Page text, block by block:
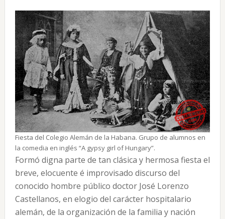
Fiesta del Colegio Alemán de la Habana. Grupo de alumnos en
la comedia en inglés “A gypsy girl of Hungary”.
Formó digna parte de tan clásica y hermosa fiesta el
breve, elocuente é improvisado discurso del
conocido hombre público doctor José Lorenzo
Castellanos, en elogio del carácter hospitalario
alemán, de la organización de la familia y nación